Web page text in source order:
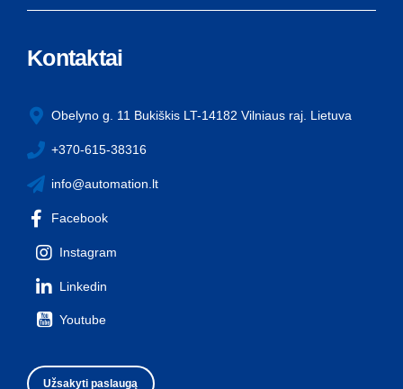
Kontaktai
Obelyno g. 11 Bukiškis LT-14182 Vilniaus raj. Lietuva
+370-615-38316
info@automation.lt
Facebook
Instagram
Linkedin
Youtube
Užsakyti paslaugą